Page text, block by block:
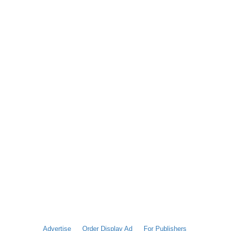
Advertise Order Display Ad For Publishers